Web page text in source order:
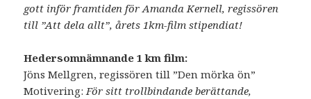
gott inför framtiden för Amanda Kernell, regissören
till ”Att dela allt”, årets 1km-film stipendiat!
Hedersomnämnande 1 km film:
Jöns Mellgren, regissören till ”Den mörka ön”
Motivering:För sitt trollbindande berättande,